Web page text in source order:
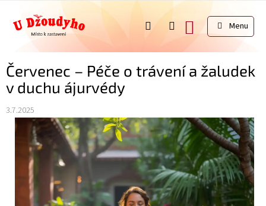
obsah
NÁKUPNÍ
KOŠÍK
Červenec – Péče o trávení a žaludek
v duchu ájurvédy
3.7.2025